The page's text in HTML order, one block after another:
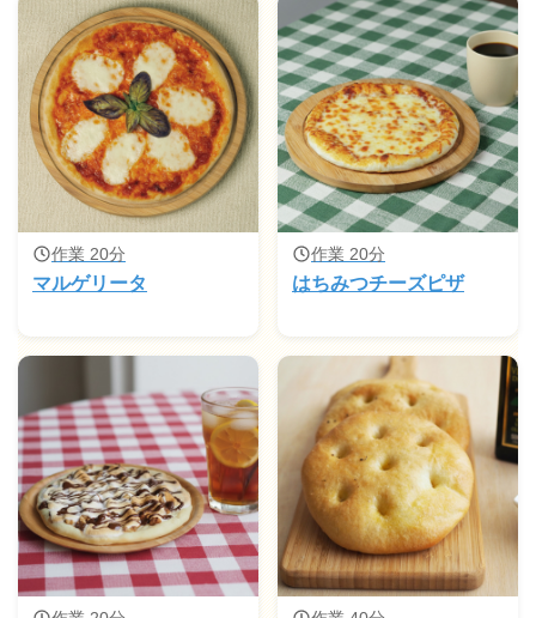
作業 20分
マルゲリータ
作業 20分
はちみつチーズピザ